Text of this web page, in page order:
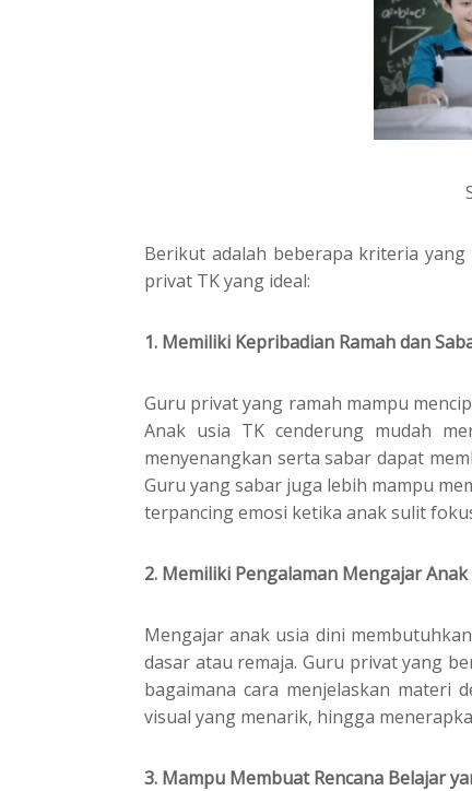
Berikut adalah beberapa kriteria
privat TK yang ideal:
1. Memiliki Kepribadian Ramah dan
Guru privat yang ramah mampu
Anak usia TK cenderung mudah
menyenangkan serta sabar dapat
Guru yang sabar juga lebih mampu
terpancing emosi ketika anak sulit
2. Memiliki Pengalaman Mengajar
Mengajar anak usia dini
dasar atau remaja. Guru privat yang
bagaimana cara menjelaskan materi
visual yang menarik, hingga
3. Mampu Membuat Rencana Belajar